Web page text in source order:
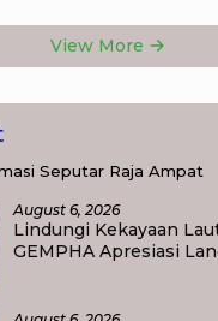
View More
Seputar Raja Ampat
August 6, 2026
Lindungi Kekayaan
GEMPHA Apresiasi